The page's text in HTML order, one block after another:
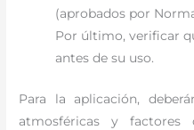
(aprobados por
Por último, verificar
antes de su uso.
Para la aplicación,
atmosféricas y factores